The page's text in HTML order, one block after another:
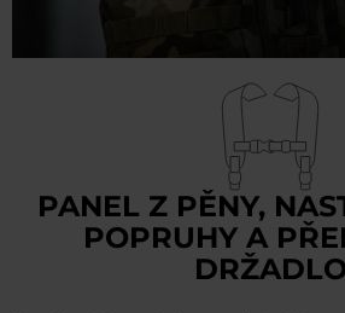
PANEL Z PĚNY,
POPRUHY A
DRŽADLO